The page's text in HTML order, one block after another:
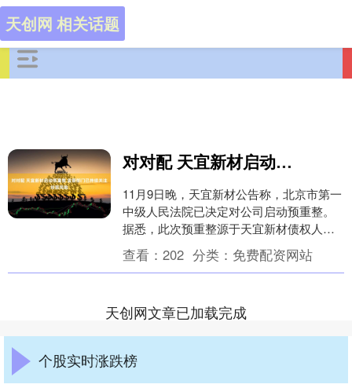
天创网 相关话题
对对配 天宜新材启动预重整 监管部门已持续关注经营风险
11月9日晚，天宜新材公告称，北京市第一
中级人民法院已决定对公司启动预重整。
据悉，此次预重整源于天宜新材债权人天
津晟宇汽车零部件有限公司以公司不能清
偿到期债务，....
查看： 202 分类： 免费配资网站
天创网文章已加载完成
个股实时涨跌榜